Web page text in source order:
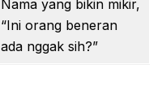
Nama yang bikin mikir,
“Ini orang beneran
ada nggak sih?”